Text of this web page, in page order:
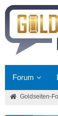
Forum
Goldseiten-